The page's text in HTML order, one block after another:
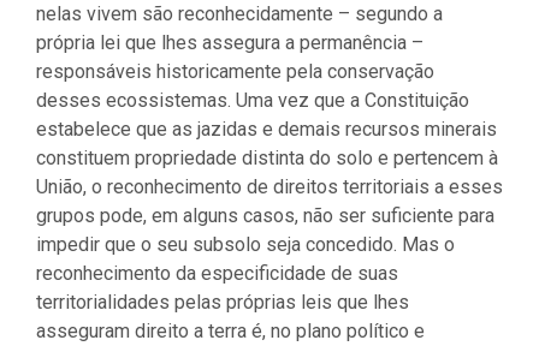
nelas vivem são reconhecidamente – segundo a
própria lei que lhes assegura a permanência –
responsáveis historicamente pela conservação
desses ecossistemas. Uma vez que a Constituição
estabelece que as jazidas e demais recursos minerais
constituem propriedade distinta do solo e pertencem à
União, o reconhecimento de direitos territoriais a esses
grupos pode, em alguns casos, não ser suficiente para
impedir que o seu subsolo seja concedido. Mas o
reconhecimento da especificidade de suas
territorialidades pelas próprias leis que lhes
asseguram direito a terra é, no plano político e